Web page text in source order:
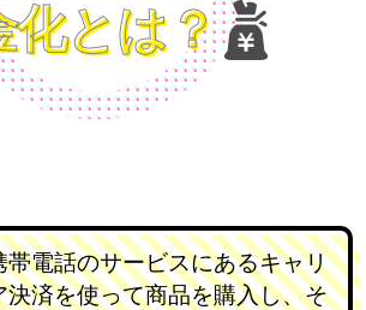
化とは？
帯電話のサービスにあるキャリ
決済を使って商品を購入し、そ